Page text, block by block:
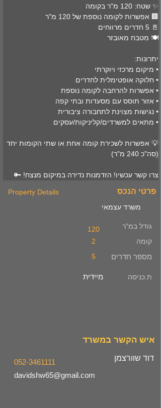
✨ שטח: 120 מ"ר בקומה
🏢 אפשרות לקומה נוספת של 120 מ"ר
🚪 5 חדרים מרווחים
🍽️ מטבח מאובזר
יתרונות:
• מיקום מרכזי ויוקרתי
• חלוקה אופטימלית לחדרים
• אפשרות להרחבה לקומה נוספת
• אזור תוסס עם מסעדות ובתי קפה
• נגישות מצוינת לתחבורה ציבורית
• מתאים למשרדים/קליניקות/עסקים
💡 אפשרות לשכירת קומה אחת או שתי הקומות יחד
(סה"כ 240 מ"ר)
צרו קשר עכשיו! הזדמנות נדירה במיקום מנצח! 🔑
Property Details פרטי הנכס
משרד עצמאי
גודל במ"ר
120
קומה
5
מספר חדרים
2
מיידית ת.כניסה
דוד שוורצמן
איש הקשר במשרד
052-3461111
davidshw65@gmail.com